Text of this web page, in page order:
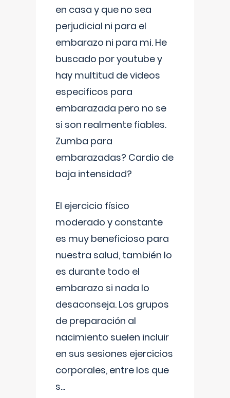
en casa y que no sea
perjudicial ni para el
embarazo ni para mi. He
buscado por youtube y
hay multitud de videos
especificos para
embarazada pero no se
si son realmente fiables.
Zumba para
embarazadas? Cardio de
baja intensidad?
El ejercicio físico
moderado y constante
es muy beneficioso para
nuestra salud, también lo
es durante todo el
embarazo si nada lo
desaconseja. Los grupos
de preparación al
nacimiento suelen incluir
en sus sesiones ejercicios
corporales, entre los que
s...